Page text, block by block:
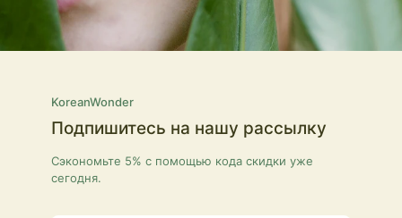
KoreanWonder
Подпишитесь на нашу рассылку
Сэкономьте 5% с помощью кода скидки уже
сегодня.